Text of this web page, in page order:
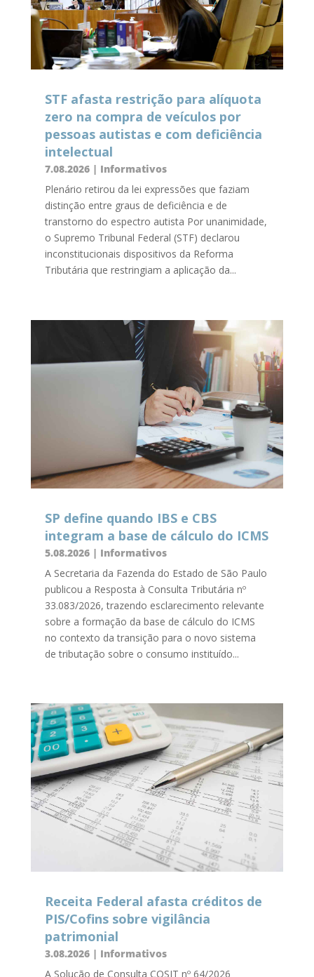
STF afasta restrição para alíquota
zero na compra de veículos por
pessoas autistas e com deficiência
intelectual
7.08.2026| Informativos
Plenário retirou da lei expressões que faziam
distinção entre graus de deficiência e de
transtorno do espectro autista Por unanimidade,
o Supremo Tribunal Federal (STF) declarou
inconstitucionais dispositivos da Reforma
Tributária que restringiam a aplicação da...
SP define quando IBS e CBS
integram a base de cálculo do ICMS
5.08.2026| Informativos
A Secretaria da Fazenda do Estado de São Paulo
publicou a Resposta à Consulta Tributária nº
33.083/2026, trazendo esclarecimento relevante
sobre a formação da base de cálculo do ICMS
no contexto da transição para o novo sistema
de tributação sobre o consumo instituído...
Receita Federal afasta créditos de
PIS/Cofins sobre vigilância
patrimonial
3.08.2026| Informativos
A Solução de Consulta COSIT nº 64/2026